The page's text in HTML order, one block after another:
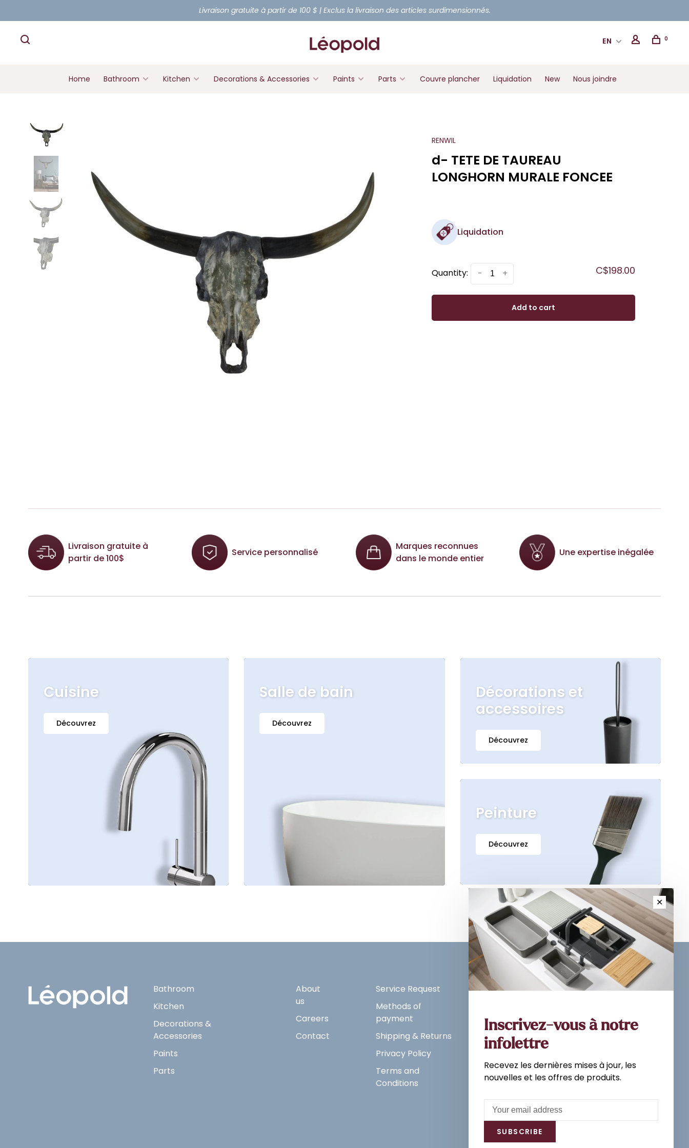
Livraison gratuite à partir de 100 $ | Exclus la livraison des articles surdimensionnés.
EN 0
Home Bathroom Kitchen Decorations & Accessories Paints Parts Couvre plancher Liquidation New Nous joindre
RENWIL
d- TETE DE TAUREAU
LONGHORN MURALE FONCEE
Liquidation
Quantity: +
- C$198.00
Add to cart
Livraison gratuite à
partir de 100$
Service personnalisé
Marques reconnues
dans le monde entier
Une expertise inégalée
Cuisine
Découvrez
Salle de bain
Découvrez
Décorations et
accessoires
Découvrez
Peinture
Découvrez
Bathroom
Kitchen
Decorations &
Accessories
Paints
Parts
About
us
Careers
Contact
Service Request
Methods of
payment
Shipping & Returns
Privacy Policy
Terms and
Conditions
Sign up for our newsletter and
Subscribe
✕
Inscrivez-vous à notre
infolettre
Recevez les dernières mises à jour, les
nouvelles et les offres de produits.
SUBSCRIBE